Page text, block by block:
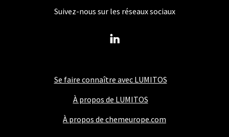
Se faire connaître avec LUMITOS
À propos de LUMITOS
À propos de chemeurope.com
Suivez-nous sur les réseaux sociaux